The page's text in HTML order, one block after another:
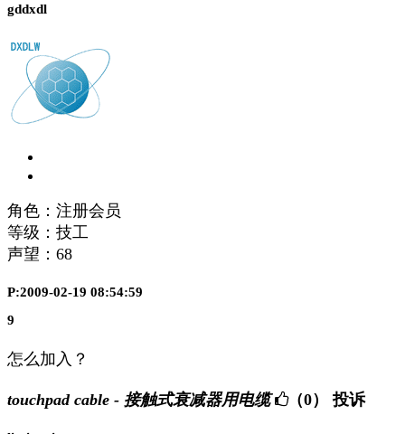
gddxdl
角色：注册会员
等级：技工
声望： 68
P:2009-02-19 08:54:59
9
怎么加入？
touchpad cable - 接触式衰减器用电缆 （0） 投诉